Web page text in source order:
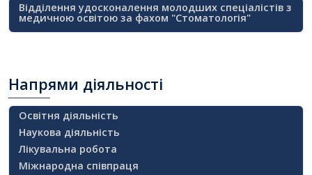
Відділення удосконалення молодших спеціалістів з
медичною освітою за фахом "Стоматологія"
Напрями діяльності
Освітня діяльність
Наукова діяльність
Лікувальна робота
Міжнародна співпраця